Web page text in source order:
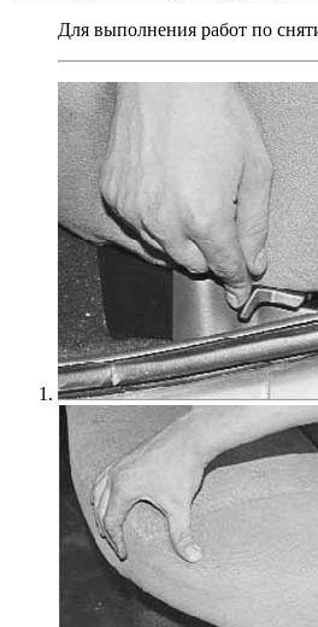
Для выполнения работ по